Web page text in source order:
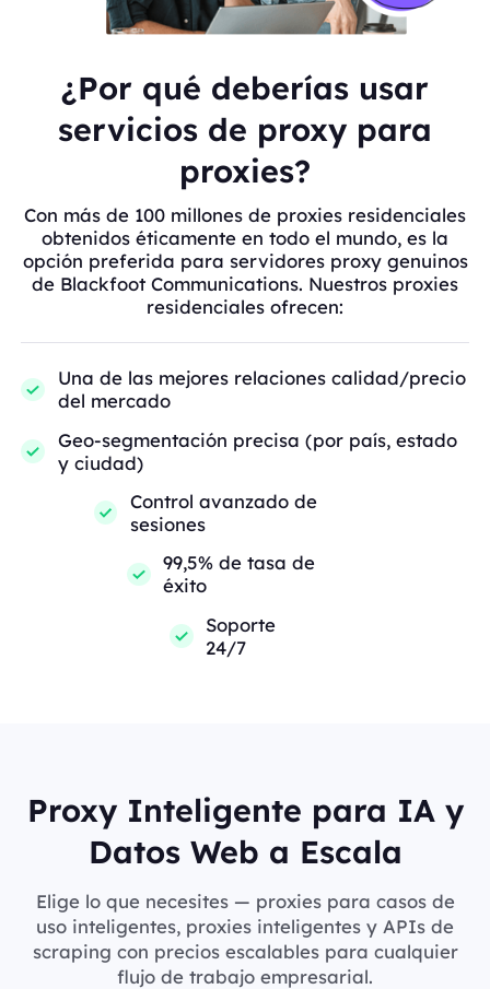
¿Por qué deberías usar
servicios de proxy para
proxies?
Con más de 100 millones de proxies residenciales
obtenidos éticamente en todo el mundo, es la
opción preferida para servidores proxy genuinos
de Blackfoot Communications. Nuestros proxies
residenciales ofrecen:
Una de las mejores relaciones calidad/precio
del mercado
Geo-segmentación precisa (por país, estado
y ciudad)
Control avanzado de
sesiones
99,5% de tasa de
éxito
Soporte
24/7
Proxy Inteligente para IA y
Datos Web a Escala
Elige lo que necesites — proxies para casos de
uso inteligentes, proxies inteligentes y APIs de
scraping con precios escalables para cualquier
flujo de trabajo empresarial.